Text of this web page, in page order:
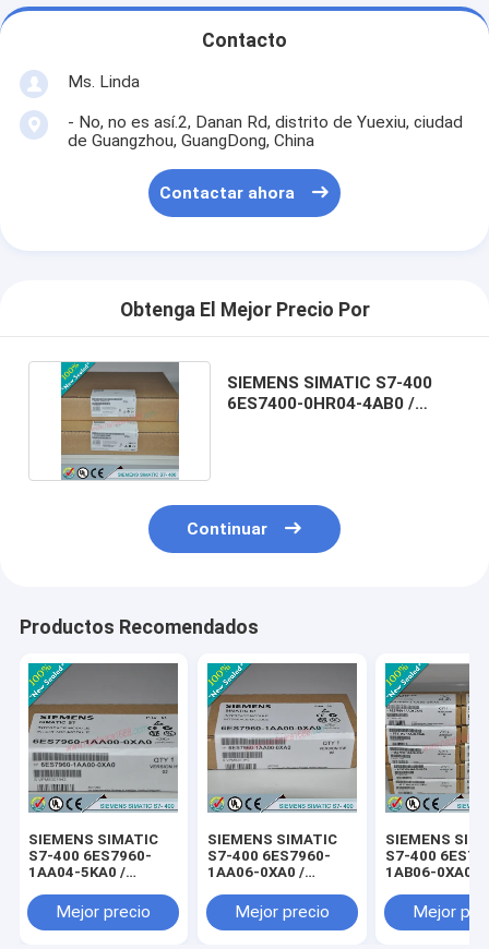
Contacto
Ms. Linda
- No, no es así.2, Danan Rd, distrito de Yuexiu, ciudad
de Guangzhou, GuangDong, China
Contactar ahora
Obtenga El Mejor Precio Por
SIEMENS SIMATIC S7-400
6ES7400-0HR04-4AB0 /
Continuar
Productos Recomendados
SIEMENS SIMATIC
S7-400 6ES7960-
1AA04-5KA0 /
Mejor precio
SIEMENS SIMATIC
S7-400 6ES7960-
1AA06-0XA0 /
Mejor precio
SIEMENS
S7-400
1AB06-0XA0 /
Mejor